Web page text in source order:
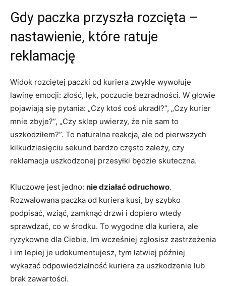
Gdy paczka przyszła rozcięta –
nastawienie, które ratuje
reklamację
Widok rozciętej paczki od kuriera zwykle wywołuje
lawinę emocji: złość, lęk, poczucie bezradności. W głowie
pojawiają się pytania: „Czy ktoś coś ukradł?”, „Czy kurier
mnie zbyje?”, „Czy sklep uwierzy, że nie sam to
uszkodziłem?”. To naturalna reakcja, ale od pierwszych
kilkudziesięciu sekund bardzo często zależy, czy
reklamacja uszkodzonej przesyłki będzie skuteczna.
Kluczowe jest jedno: nie działać odruchowo.
Rozwalowana paczka od kuriera kusi, by szybko
podpisać, wziąć, zamknąć drzwi i dopiero wtedy
sprawdzać, co w środku. To wygodne dla kuriera, ale
ryzykowne dla Ciebie. Im wcześniej zgłosisz zastrzeżenia
i im lepiej je udokumentujesz, tym łatwiej później
wykazać odpowiedzialność kuriera za uszkodzenie lub
brak zawartości.